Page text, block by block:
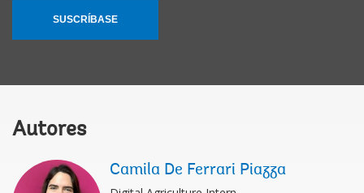
SUSCRÍBASE
Autores
Camila De Ferrari Piazza